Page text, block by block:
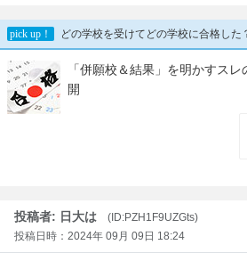
投稿者: 日大は
(ID:PZH1F9UZGts)
投稿日時：2024年 09月 09日 18:24